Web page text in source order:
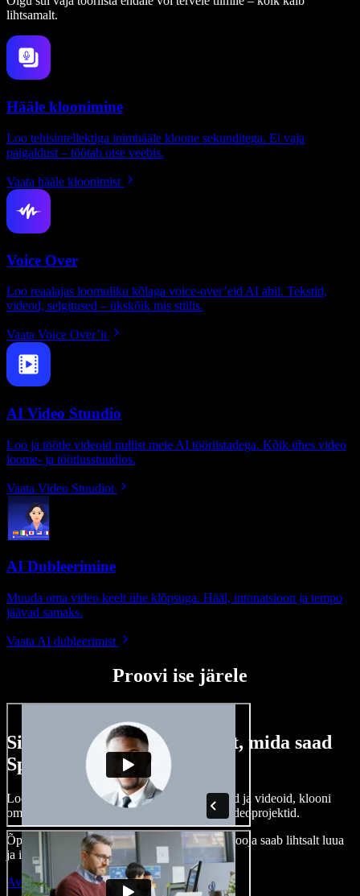
lihtsamalt.
Hääle kloonimine
Loo tehisintellektiga inimhääle kloone sekunditega. Ei vaja
paigaldust – töötab otse veebis.
Vaata hääle kloonimist
Voice Over
Loo reaalajas loomuliku kõlaga voice-over’eid AI abil. Tekstid,
videod, selgitused – ükskõik mis stiilis.
Vaata Voice Over’it
AI Video Stuudio
Loo ja töötle videoid nullist meie AI tööriistadega. Kõik ühes video
loome- ja töötlusstuudios.
Vaata Video Stuudiot
AI Dubleerimine
Muuda oma video keelt ühe klõpsuga. Hääl, intonatsioon ja tempo
jäävad samaks.
Vaata AI dubleerimist
Proovi ise järele
Siin on vaid väike osa sellest, mida saad
Speechify Studioga teha.
Loo voice-over’eid, kasuta tasuta pilte, helisid ja videoid, klooni
oma häält ja pane kokku terviklikud audio-videoprojektid.
Õppimiskõver puudub, kõik töötab veebis – looja saab lihtsalt luua
ja ideed kiiresti ellu viia.
Ava Studio